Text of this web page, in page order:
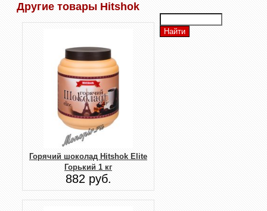
Другие товары Hitshok
Горячий шоколад Hitshok Elite
Горький 1 кг
882 руб.